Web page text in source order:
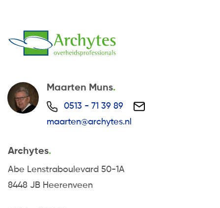
Maarten Muns
0513 - 71 39 89
maarten@archytes.nl
Archytes
Abe Lenstraboulevard 50-1A
8448 JB Heerenveen